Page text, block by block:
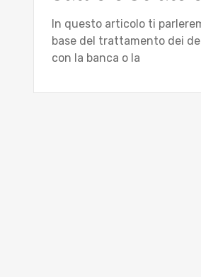
In questo articolo ti
base del trattamento dei
con la banca o la